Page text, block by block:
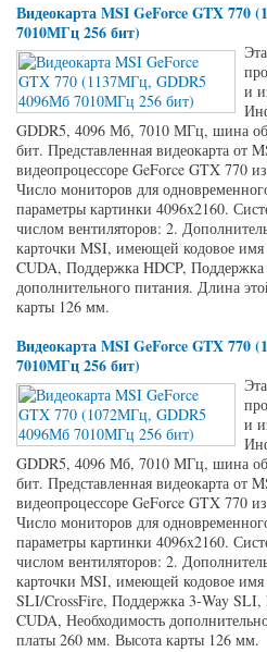
Видеокарта MSI GeForce GTX 770
7010МГц 256 бит)
и
GDDR5, 4096 Мб, 7010 МГц, шина
бит. Представленная видеокарта от
видеопроцессоре GeForce GTX 770
Число мониторов для
параметры картинки 4096x2160.
числом вентиляторов: 2.
карточки MSI, имеющей кодовое
CUDA, Поддержка HDCP,
дополнительного питания. Длина
карты 126 мм.
Видеокарта MSI GeForce GTX 770
7010МГц 256 бит)
и
GDDR5, 4096 Мб, 7010 МГц, шина
бит. Представленная видеокарта от
видеопроцессоре GeForce GTX 770
Число мониторов для
параметры картинки 4096x2160.
числом вентиляторов: 2.
карточки MSI, имеющей кодовое
SLI/CrossFire, Поддержка 3-Way
CUDA, Необходимость
платы 260 мм. Высота карты 126 мм.